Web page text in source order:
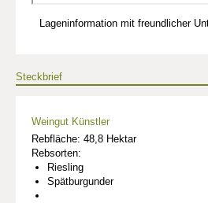
Lageninformation mit freundlicher
Steckbrief
Weingut Künstler
Rebfläche: 48,8 Hektar
Rebsorten:
Riesling
Spätburgunder